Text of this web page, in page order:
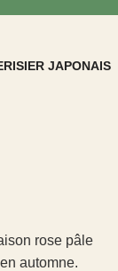
JAPONAIS
rose pâle
automne.